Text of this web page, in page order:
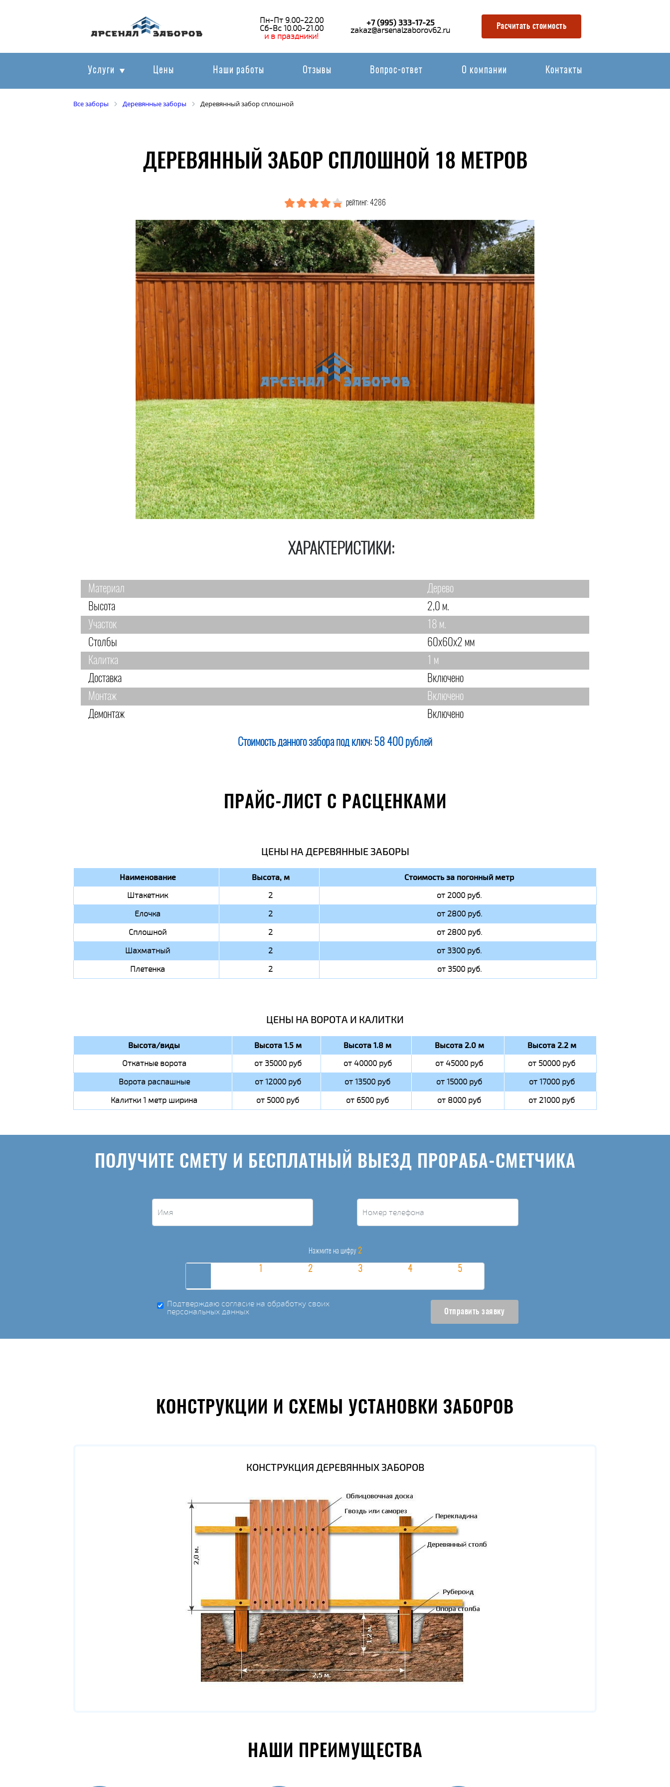
Пн-Пт 9.00-22.00
Сб-Вс 10.00-21.00
и в праздники!
+7 (995) 333-17-25
zakaz@arsenalzaborov62.ru Расчитать стоимость
Услуги Цены Наши работы Отзывы Вопрос-ответ О компании Контакты
Все заборы Деревянные заборы Деревянный забор сплошной
ДЕРЕВЯННЫЙ ЗАБОР СПЛОШНОЙ 18 МЕТРОВ
рейтинг: 4286
ХАРАКТЕРИСТИКИ:
Материал
Дерево
Высота
2,0 м.
Участок
18 м.
Столбы
60х60х2 мм
Калитка
1 м
Доставка
Включено
Монтаж
Включено
Демонтаж
Включено
Стоимость данного забора под ключ: 58 400 рублей
ПРАЙС-ЛИСТ С РАСЦЕНКАМИ
ЦЕНЫ НА ДЕРЕВЯННЫЕ ЗАБОРЫ
Наименование Высота, м Стоимость за погонный метр
Штакетник 2
от 2000 руб.
Елочка
2
от 2800 руб.
Сплошной
2
от 2800 руб.
Шахматный
2
от 3300 руб.
Плетенка
2 от 3500 руб.
ЦЕНЫ НА ВОРОТА И КАЛИТКИ
Высота/виды Высота 1.5 м Высота 1.8 м Высота 2.0 м Высота 2.2 м
Откатные ворота от 35000 руб от 40000 руб от 45000 руб
от 50000 руб
Ворота распашные
от 12000 руб от 13500 руб от 15000 руб
от 17000 руб
Калитки 1 метр ширина
от 5000 руб от 6500 руб от 8000 руб от 21000 руб
ПОЛУЧИТЕ СМЕТУ И БЕСПЛАТНЫЙ ВЫЕЗД ПРОРАБА-СМЕТЧИКА
Нажмите на цифру 2
Подтверждаю согласие на обработку своих
персональных данных Отправить заявку
КОНСТРУКЦИИ И СХЕМЫ УСТАНОВКИ ЗАБОРОВ
КОНСТРУКЦИЯ ДЕРЕВЯННЫХ ЗАБОРОВ
НАШИ ПРЕИМУЩЕСТВА